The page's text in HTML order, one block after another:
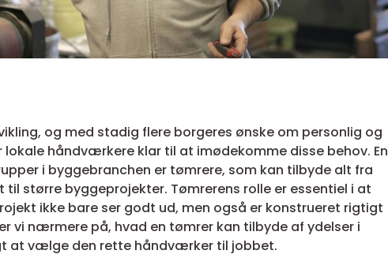
og med stadig flere borgeres ønske om personlig og
håndværkere klar til at imødekomme disse behov. En
i byggebranchen er tømrere, som kan tilbyde alt fra
større byggeprojekter. Tømrerens rolle er essentiel i at
ikke bare ser godt ud, men også er konstrueret rigtigt
vi nærmere på, hvad en tømrer kan tilbyde af ydelser i
at vælge den rette håndværker til jobbet.